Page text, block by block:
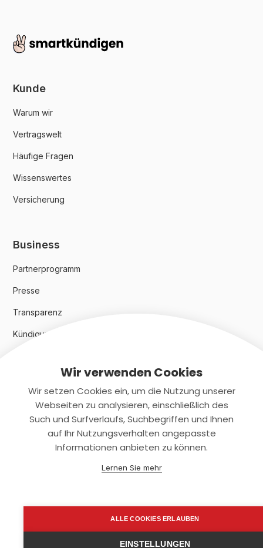
Kunde
Warum wir
Vertragswelt
Häufige Fragen
Wissenswertes
Versicherung
Business
Partnerprogramm
Presse
Transparenz
Kündigungsindex 2024
Rechtliches
Datenschutz
support@smartkuendigen.de
Wir verwenden Cookies
Wir setzen Cookies ein, um die Nutzung unserer
Webseiten zu analysieren, einschließlich des
Such und Surfverlaufs, Suchbegriffen und Ihnen
auf Ihr Nutzungsverhalten angepasste
Informationen anbieten zu können.
Lernen Sie mehr
ALLE COOKIES ERLAUBEN
EINSTELLUNGEN